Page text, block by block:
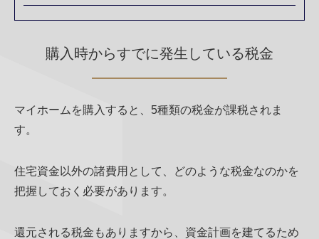
購入時からすでに発生している税金
マイホームを購入すると、5種類の税金が課税されま
す。
住宅資金以外の諸費用として、どのような税金なのかを
把握しておく必要があります。
還元される税金もありますから、資金計画を建てるため